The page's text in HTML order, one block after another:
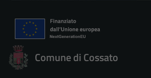
Comune di Cossato